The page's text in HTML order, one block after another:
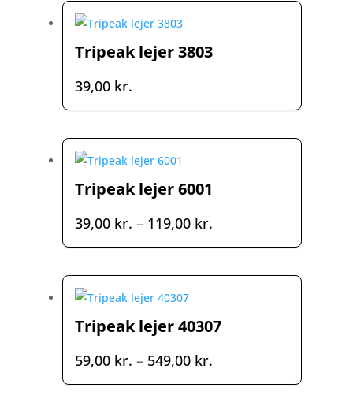
Tripeak lejer 3803
39,00 kr.
Tripeak lejer 6001
39,00 kr. – 119,00 kr.Prisinterval:
39,00 kr.
Tripeak lejer 40307
59,00 kr. – 549,00 kr.Prisinterval:
59,00 kr.